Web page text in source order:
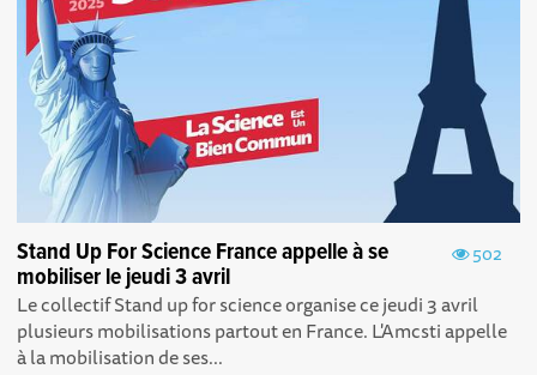
502
Stand Up For Science France appelle à se
mobiliser le jeudi 3 avril
Le collectif Stand up for science organise ce jeudi 3 avril
plusieurs mobilisations partout en France. L'Amcsti appelle
à la mobilisation de ses...